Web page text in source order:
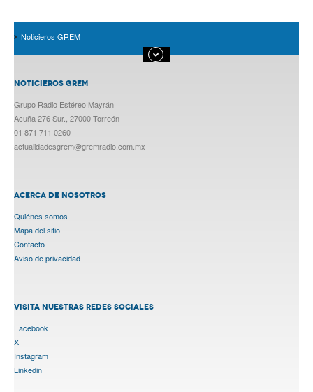
Noticieros GREM
NOTICIEROS GREM
Grupo Radio Estéreo Mayrán
Acuña 276 Sur., 27000 Torreón
01 871 711 0260
actualidadesgrem@gremradio.com.mx
ACERCA DE NOSOTROS
Quiénes somos
Mapa del sitio
Contacto
Aviso de privacidad
VISITA NUESTRAS REDES SOCIALES
Facebook
X
Instagram
Linkedin